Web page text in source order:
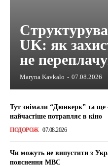
UK: як
не
Maryna Kavkalo - 07.08.2026
Тут знімали “Дюнкерк” та ще
найчастіше потрапляє в кіно
ПОДОРОЖ 07.08.2026
Чи можуть не випустити з
пояснення МВС